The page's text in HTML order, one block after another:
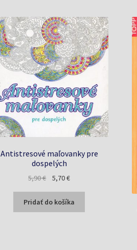
Antistresové maľovanky pre
dospelých
5,90€
Pôvodná
bola:
5,90 €.
5,70€Aktuálna
je:
5,70 €.
Pridať do košíka